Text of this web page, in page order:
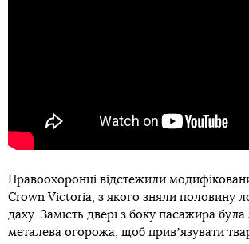
Правоохоронці відстежили
Crown Victoria, з якого зняли половину
даху. Замість двері з боку пасажира була
металева огорожа, щоб привʼязувати